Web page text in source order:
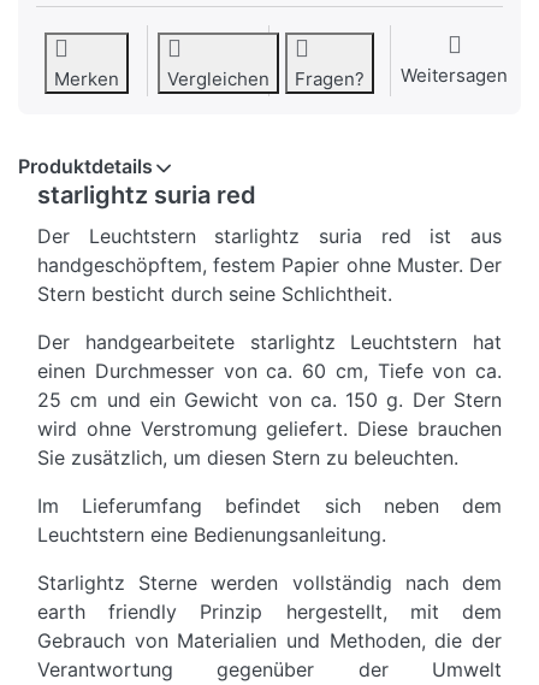
Merken Vergleichen Fragen? Weitersagen
Produktdetails
starlightz suria red
Der Leuchtstern starlightz suria red ist aus
handgeschöpftem, festem Papier ohne Muster. Der
Stern besticht durch seine Schlichtheit.
Der handgearbeitete starlightz Leuchtstern hat
einen Durchmesser von ca. 60 cm, Tiefe von ca.
25 cm und ein Gewicht von ca. 150 g. Der Stern
wird ohne Verstromung geliefert. Diese brauchen
Sie zusätzlich, um diesen Stern zu beleuchten.
Im Lieferumfang befindet sich neben dem
Leuchtstern eine Bedienungsanleitung.
Starlightz Sterne werden vollständig nach dem
earth friendly Prinzip hergestellt, mit dem
Gebrauch von Materialien und Methoden, die der
Verantwortung gegenüber der Umwelt